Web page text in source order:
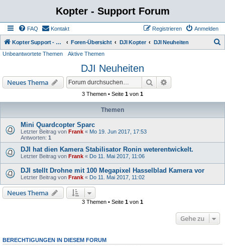
Kopter - Support Forum
FAQ Kontakt Anmelden
Registrieren
Kopter Support - von Anwendern für Anwender. Foren-Übersicht DJI Kopter DJI Neuheiten
Unbeantwortete Themen Aktive Themen
DJI Neuheiten
Neues Thema Suche
3 Themen • Seite 1 von 1
Themen
Mini Quardcopter Sparc
Letzter Beitrag von Frank « Mo 19. Jun 2017, 17:53
Antworten: 1
DJI hat dien Kamera Stabilisator Ronin weterentwickelt.
Letzter Beitrag von Frank « Do 11. Mai 2017, 11:06
DJI stellt Drohne mit 100 Megapixel Hasselblad Kamera vor
Letzter Beitrag von Frank « Do 11. Mai 2017, 11:02
Neues Thema
3 Themen • Seite 1 von 1
Gehe zu
BERECHTIGUNGEN IN DIESEM FORUM